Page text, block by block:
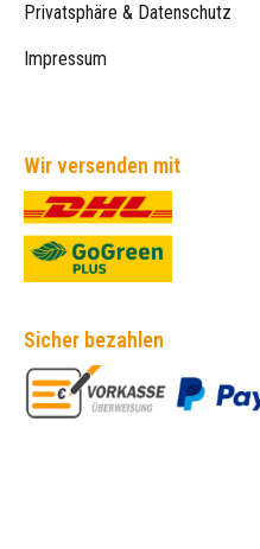
Privatsphäre & Datenschutz
Impressum
Wir versenden mit
Sicher bezahlen